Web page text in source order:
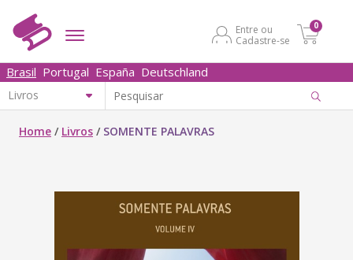
Entre ou
Cadastre-se
0
Brasil Portugal España Deutschland
Home / Livros / SOMENTE PALAVRAS